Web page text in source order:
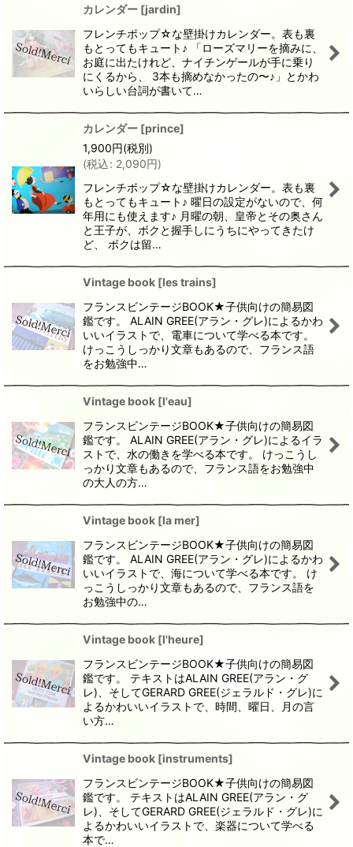
カレンダー [jardin]
フレンチポップ☆な壁掛けカレンダー。表も裏
もとってもキュート♪ 「ローズマリーを摘みに、
お庭に出たけれど、ナイチンゲールが手に乗り
にくるから、 3本も摘めなかったの〜♪」とかわ
いらしい台詞が書いて…
カレンダー [prince]
1,900円(税別)
(税込: 2,090円)
フレンチポップ☆な壁掛けカレンダー。表も裏
もとってもキュート♪ 曜日の設定がないので、何
年用にも使えます♪ 月曜の朝、皇帝とその奥さん
と王子が、ボクと握手しにうちにやってきたけ
ど、 ボクは留…
Vintage book [les trains]
フランスビンテージBOOK★子供向けの簡易図
鑑です。 ALAIN GREE(アラン・グレ)によるかわ
いいイラストで、電車について学べる本です。
けっこうしっかり文章もあるので、フランス語
をお勉強中…
Vintage book [l'eau]
フランスビンテージBOOK★子供向けの簡易図
鑑です。 ALAIN GREE(アラン・グレ)によるイラ
ストで、水の働きを学べる本です。 けっこうし
っかり文章もあるので、フランス語をお勉強中
の大人の方…
Vintage book [la mer]
フランスビンテージBOOK★子供向けの簡易図
鑑です。 ALAIN GREE(アラン・グレ)によるかわ
いいイラストで、海について学べる本です。 け
っこうしっかり文章もあるので、フランス語を
お勉強中の…
Vintage book [l'heure]
フランスビンテージBOOK★子供向けの簡易図
鑑です。 テキストはALAIN GREE(アラン・グ
レ)、そしてGERARD GREE(ジェラルド・グレ)に
よるかわいいイラストで、時間、曜日、月の言
い方…
Vintage book [instruments]
フランスビンテージBOOK★子供向けの簡易図
鑑です。 テキストはALAIN GREE(アラン・グ
レ)、そしてGERARD GREE(ジェラルド・グレ)に
よるかわいいイラストで、楽器について学べる
本で…